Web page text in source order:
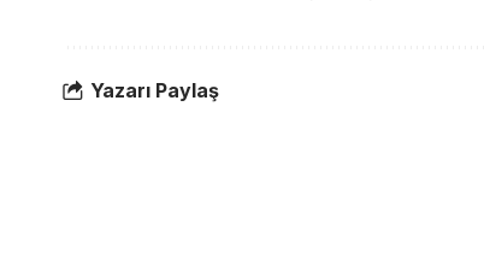
Yazarı Paylaş